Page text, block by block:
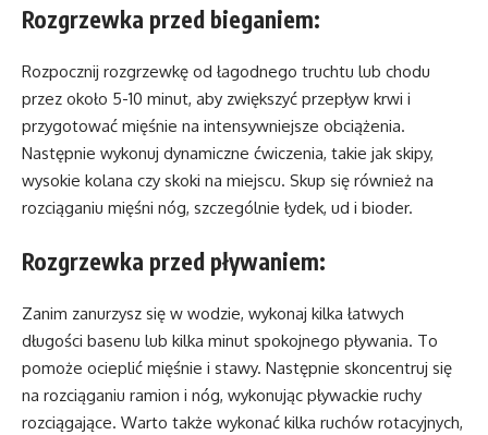
Rozgrzewka przed bieganiem:
Rozpocznij rozgrzewkę od łagodnego truchtu lub chodu
przez około 5-10 minut, aby zwiększyć przepływ krwi i
przygotować mięśnie na intensywniejsze obciążenia.
Następnie wykonuj dynamiczne ćwiczenia, takie jak skipy,
wysokie kolana czy skoki na miejscu. Skup się również na
rozciąganiu mięśni nóg, szczególnie łydek, ud i bioder.
Rozgrzewka przed pływaniem:
Zanim zanurzysz się w wodzie, wykonaj kilka łatwych
długości basenu lub kilka minut spokojnego pływania. To
pomoże ocieplić mięśnie i stawy. Następnie skoncentruj się
na rozciąganiu ramion i nóg, wykonując pływackie ruchy
rozciągające. Warto także wykonać kilka ruchów rotacyjnych,